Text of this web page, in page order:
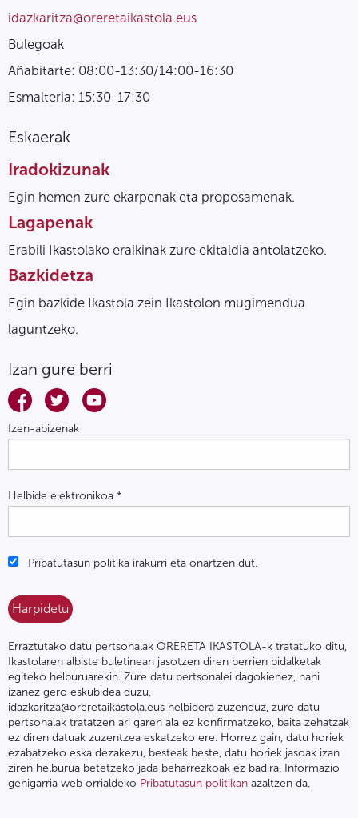
idazkaritza@oreretaikastola.eus
Bulegoak
Añabitarte: 08:00-13:30/14:00-16:30
Esmalteria: 15:30-17:30
Eskaerak
Iradokizunak
Egin hemen zure ekarpenak eta proposamenak.
Lagapenak
Erabili Ikastolako eraikinak zure ekitaldia antolatzeko.
Bazkidetza
Egin bazkide Ikastola zein Ikastolon mugimendua
laguntzeko.
Izan gure berri
Izen-abizenak
Helbide elektronikoa *
Pribatutasun politika irakurri eta onartzen dut.
Erraztutako datu pertsonalak ORERETA IKASTOLA-k tratatuko ditu,
Ikastolaren albiste buletinean jasotzen diren berrien bidalketak
egiteko helburuarekin. Zure datu pertsonalei dagokienez, nahi
izanez gero eskubidea duzu,
idazkaritza@oreretaikastola.eus helbidera zuzenduz, zure datu
pertsonalak tratatzen ari garen ala ez konfirmatzeko, baita zehatzak
ez diren datuak zuzentzea eskatzeko ere. Horrez gain, datu horiek
ezabatzeko eska dezakezu, besteak beste, datu horiek jasoak izan
ziren helburua betetzeko jada beharrezkoak ez badira. Informazio
gehigarria web orrialdeko Pribatutasun politikan azaltzen da.